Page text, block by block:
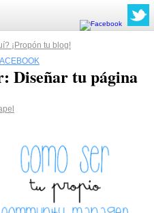
¡Propón tu blog!
Diseñar tu página